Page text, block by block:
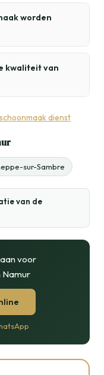
worden
kwaliteit van
dienst
sur-Sambre
van de
voor
Namur